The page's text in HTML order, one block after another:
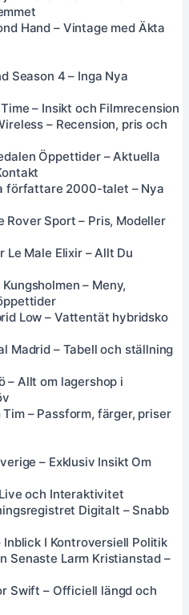
Hand – Vintage med Äkta
Season 4 – Inga Nya
– Insikt och Filmrecension
– Recension, pris och
Öppettider – Aktuella
författare 2000-talet – Nya
Rover Sport – Pris, Modeller
Le Male Elixir – Allt Du
– Meny,
Low – Vattentät hybridsko
Madrid – Tabell och ställning
– Allt om lagershop i
Tim – Passform, färger, priser
– Exklusiv Insikt Om
och Interaktivitet
Digitalt – Snabb
Inblick I Kontroversiell Politik
Senaste Larm Kristianstad –
Swift – Officiell längd och